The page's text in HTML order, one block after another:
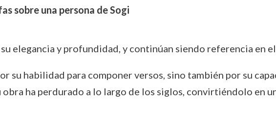
sobre una persona de Sogi
elegancia y profundidad, y continúan siendo referencia en
su habilidad para componer versos, sino también por su
ha perdurado a lo largo de los siglos, convirtiéndolo en